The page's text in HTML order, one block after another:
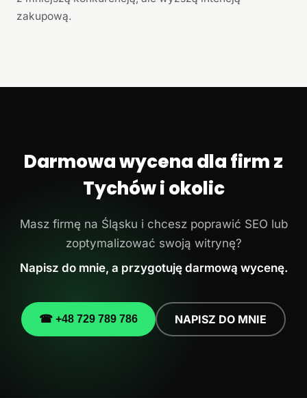
zakupową.
Darmowa wycena dla firm z
Tychów i okolic
Masz firmę na Śląsku i chcesz poprawić SEO lub
zoptymalizować swoją witrynę?
Napisz do mnie, a przygotuję darmową wycenę.
☎ +48 729 789 786 NAPISZ DO MNIE